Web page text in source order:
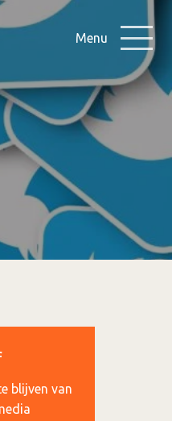
Menu
blijven van